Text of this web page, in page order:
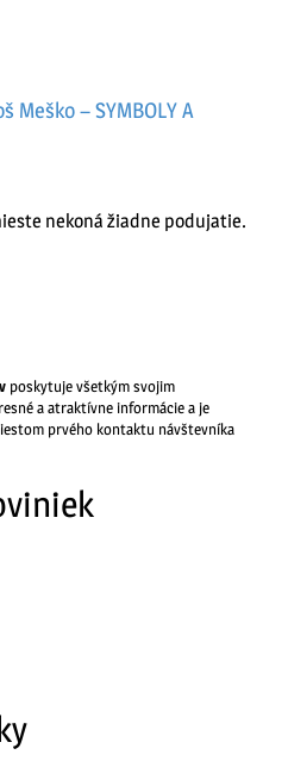
– SYMBOLY A
nekoná žiadne podujatie.
poskytuje všetkým svojim
a atraktívne informácie a je
prvého kontaktu návštevníka